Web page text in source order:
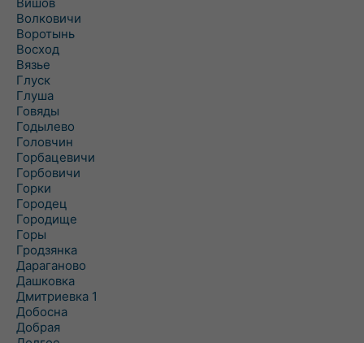
Волковичи
Воротынь
Восход
Вязье
Глуск
Глуша
Говяды
Годылево
Головчин
Горбацевичи
Горбовичи
Горки
Городец
Городище
Горы
Гродзянка
Дараганово
Дашковка
Дмитриевка 1
Добосна
Добрая